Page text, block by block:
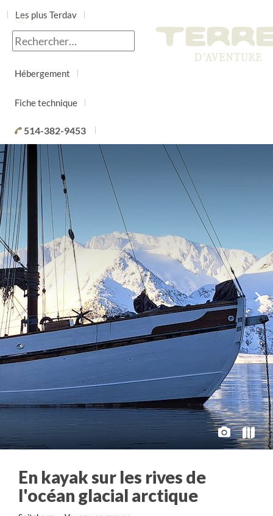
Les plus Terdav
Jour par jour
Hébergement
Fiche technique
514-382-9453
En kayak sur les rives de
l'océan glacial arctique